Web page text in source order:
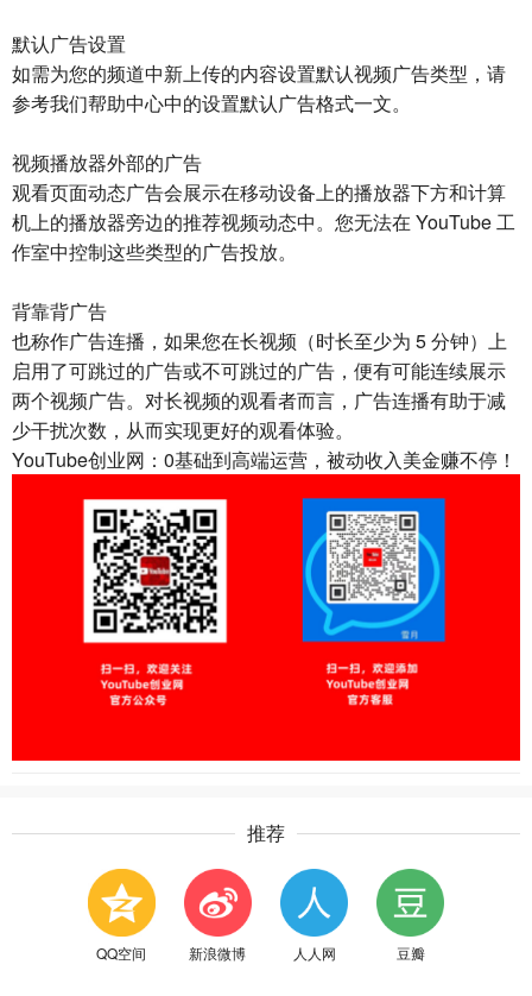
默认广告设置
如需为您的频道中新上传的内容设置默认视频广告类型，请
参考我们帮助中心中的设置默认广告格式一文。
视频播放器外部的广告
观看页面动态广告会展示在移动设备上的播放器下方和计算
机上的播放器旁边的推荐视频动态中。您无法在 YouTube 工
作室中控制这些类型的广告投放。
背靠背广告
也称作广告连播，如果您在长视频（时长至少为 5 分钟）上
启用了可跳过的广告或不可跳过的广告，便有可能连续展示
两个视频广告。对长视频的观看者而言，广告连播有助于减
少干扰次数，从而实现更好的观看体验。
YouTube创业网：0基础到高端运营，被动收入美金赚不停！
推荐
QQ空间 新浪微博 人人网 豆瓣